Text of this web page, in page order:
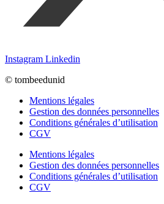
Instagram Linkedin
© tombeedunid
Mentions légales
Gestion des données personnelles
Conditions générales d’utilisation
CGV
Mentions légales
Gestion des données personnelles
Conditions générales d’utilisation
CGV